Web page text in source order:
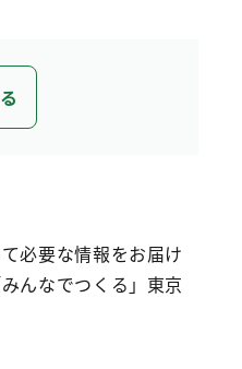
必要な情報をお届け
んなでつくる」東京